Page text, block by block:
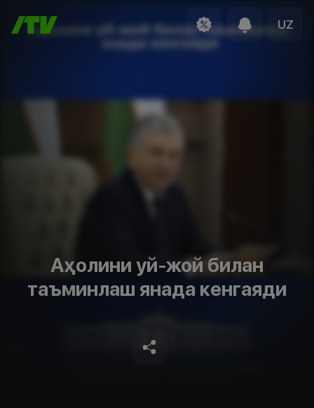
UZ
Аҳолини уй-жой билан
таъминлаш янада кенгаяди